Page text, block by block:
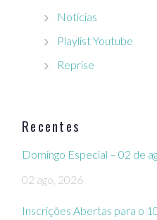
Notícias
Playlist Youtube
Reprise
Recentes
Domingo Especial – 02 de
02 ago, 2026
Inscrições Abertas para o